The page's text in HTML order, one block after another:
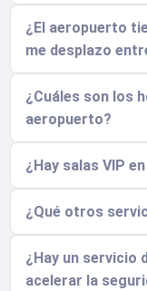
¿El aeropuerto
me desplazo
¿Cuáles son los
aeropuerto?
¿Hay salas VIP
¿Qué otros
¿Hay un servicio
acelerar la